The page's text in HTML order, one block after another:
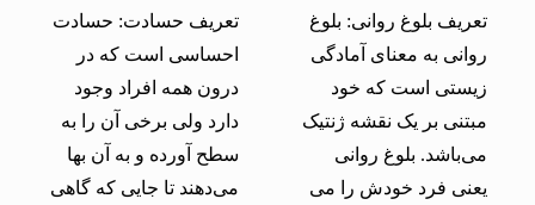
تعریف بلوغ روانی: بلوغ
روانی به معنای آمادگی
زیستی است که خود
مبتنی بر یک نقشه ژنتیک
می‌باشد. بلوغ روانی
یعنی فرد خودش را می
تعریف حسادت: حسادت
احساسی است که در
درون همه افراد وجود
دارد ولی برخی آن را به
سطح آورده و به آن بها
می‌دهند تا جایی که گاهی